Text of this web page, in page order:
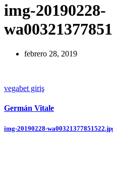
img-20190228-
febrero 28, 2019
vegabet giriş
Germán Vitale
Navegación
img-20190228-